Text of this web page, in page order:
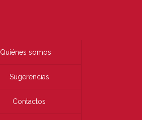
Quiénes somos
Sugerencias
Contactos